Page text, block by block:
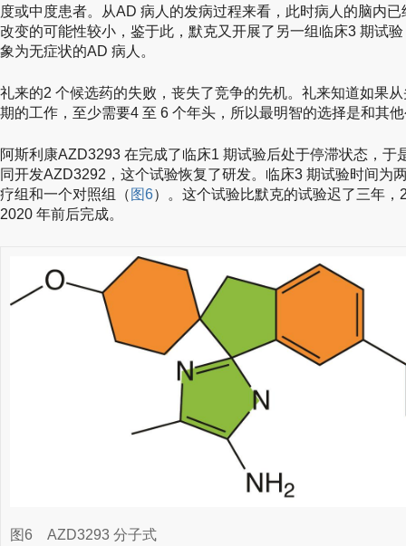
度或中度患者。从AD 病人的发病过程来看，此时病人的脑内
改变的可能性较小，鉴于此，默克又开展了另一组临床3 期试
象为无症状的AD 病人。
礼来的2 个候选药的失败，丧失了竞争的先机。礼来知道如果
期的工作，至少需要4 至 6 个年头，所以最明智的选择是和其
阿斯利康AZD3293 在完成了临床1 期试验后处于停滞状态，于
同开发AZD3292，这个试验恢复了研发。临床3 期试验时间为
疗组和一个对照组（ 图6）。这个试验比默克的试验迟了三年
2020 年前后完成。
图6 AZD3293 分子式